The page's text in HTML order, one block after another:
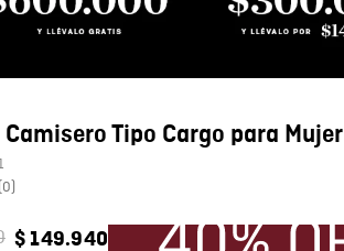
Tipo Cargo para Mujer
(0)
$ 149.940